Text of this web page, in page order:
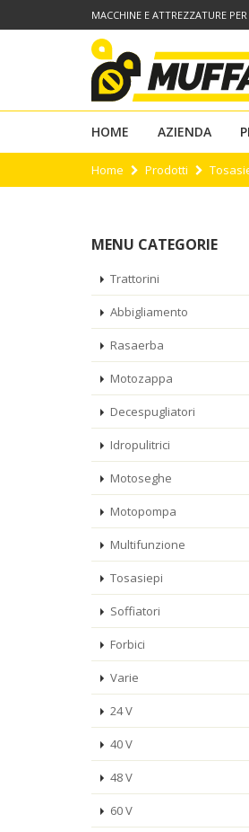
MACCHINE E ATTREZZATURE
HOME AZIENDA
Home Prodotti
MENU CATEGORIE
Trattorini
Abbigliamento
Rasaerba
Motozappa
Decespugliatori
Idropulitrici
Motoseghe
Motopompa
Multifunzione
Tosasiepi
Soffiatori
Forbici
Varie
24 V
40 V
48 V
60 V